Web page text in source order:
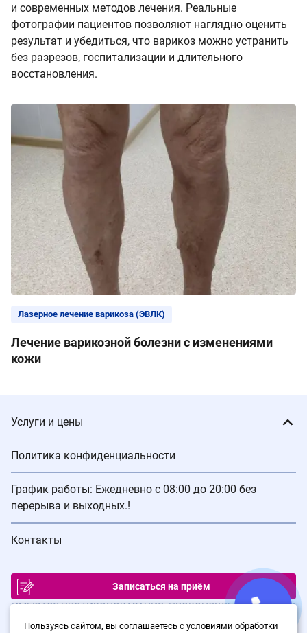
и современных методов лечения. Реальные
фотографии пациентов позволяют наглядно оценить
результат и убедиться, что варикоз можно устранить
без разрезов, госпитализации и длительного
восстановления.
Лазерное лечение варикоза (ЭВЛК)
Лечение варикозной болезни с изменениями
кожи
Услуги и цены
Политика конфиденциальности
График работы: Ежедневно с 08:00 до 20:00 без
перерыва и выходных.!
Контакты
Записаться на приём
ИМЕЮТСЯ ПРОТИВОПОКАЗАНИЯ. ПРОКОНСУЛЬТИРУЙТЕСЬ С
Пользуясь сайтом, вы соглашаетесь с условиями обработки